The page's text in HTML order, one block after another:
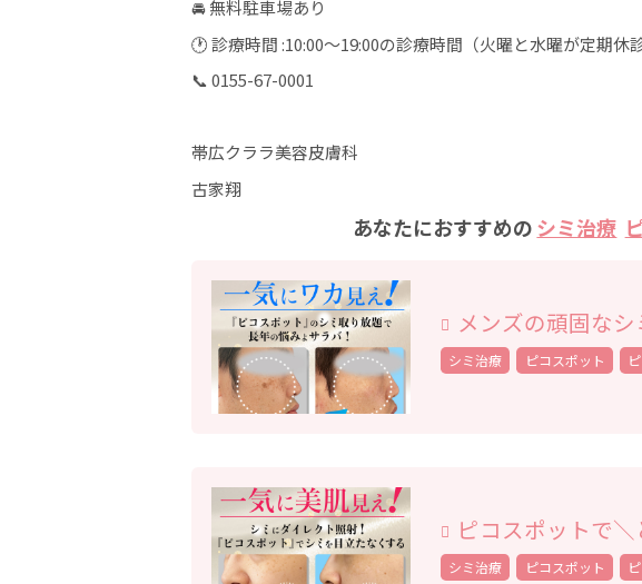
🚘 無料駐車場あり
🕐 診療時間 :10:00〜19:00の診療時間（火曜と水曜が定期休診
📞 0155-67-0001
帯広クララ美容皮膚科
古家翔
あなたにおすすめのシミ治療
メンズの頑固な
シミ治療 ピコスポット
ピコスポットで
シミ治療 ピコスポット